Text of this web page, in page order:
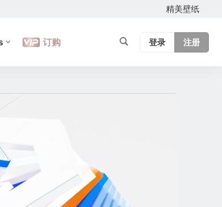
精美壁纸
订购 登录 注册